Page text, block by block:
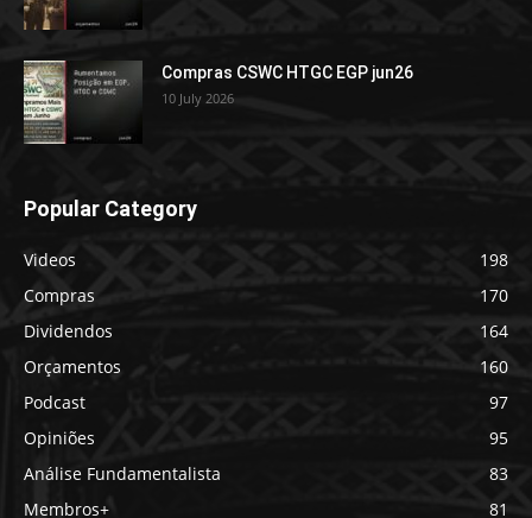
Compras CSWC HTGC EGP jun26
10 July 2026
Popular Category
Videos
198
Compras
170
Dividendos
164
Orçamentos
160
Podcast
97
Opiniões
95
Análise Fundamentalista
83
Membros+
81